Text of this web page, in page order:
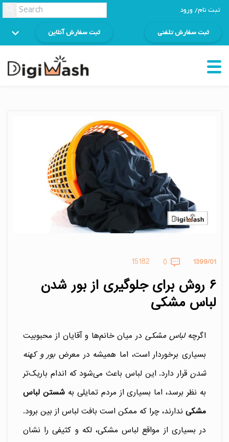
ثبت نام/ ورود
ثبت سفارش آنلاین ثبت سفارش تلفنی
1399/01
0
15182
۶ روش برای جلوگیری از بور شدن
لباس مشکی
اگرچه لباس مشکیدر میان خانم‌ها و آقایان از محبوبیت
بسیاری برخوردار است، اما همیشه در معرض بور و کهنه
شدن قرار دارد. این لباس باعث می‌شود که اندام باریک‌تر
به نظر برسد، اما بسیاری از مردم تمایلی به شستن لباس
مشکی ندارند، چرا که ممکن است بافت لباس از بین برود.
در بسیاری از مواقع لباس مشکی، لکه و کثیفی را نشان